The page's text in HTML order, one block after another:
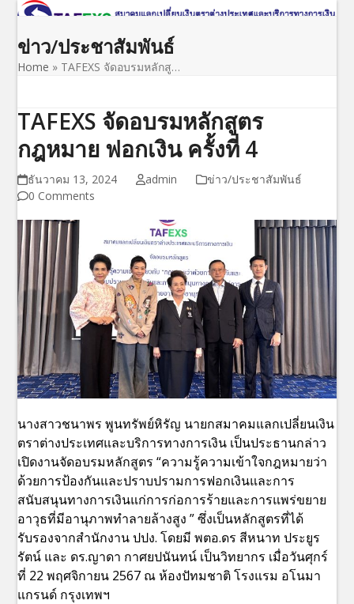
Skip
content
Open
mobile
menu
Close
mobile
menu
ข่าว/ประชาสัมพันธ์
Home » TAFEXS จัดอบรมหลักสู…
TAFEXS จัดอบรมหลักสูตร
กฎหมาย ฟอกเงิน ครั้งที่ 4
ธันวาคม 13, 2024 admin
ข่าว/ประชาสัมพันธ์
0 Comments
นางสาวชนาพร พูนทรัพย์หิรัญ นายกสมาคมแลกเปลี่ยนเงิน
ตราต่างประเทศและบริการทางการเงิน เป็นประธานกล่าว
เปิดงานจัดอบรมหลักสูตร “ความรู้ความเข้าใจกฎหมายว่า
ด้วยการป้องกันและปราบปรามการฟอกเงินและการ
สนับสนุนทางการเงินแก่การก่อการร้ายและการแพร่ขยาย
อาวุธที่มีอานุภาพทำลายล้างสูง ” ซึ่งเป็นหลักสูตรที่ได้
รับรองจากสำนักงาน ปปง. โดยมี พตอ.ดร สีหนาท ประยูร
รัตน์ และ ดร.ญาดา กาศยปนันทน์ เป็นวิทยากร เมื่อวันศุกร์
ที่ 22 พฤศจิกายน 2567 ณ ห้องปัทมชาติ โรงแรม อโนมา
แกรนด์ กรุงเทพฯ